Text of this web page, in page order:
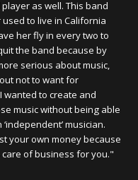
as well. This band
to live in California
her fly in every two to
the band because by
serious about music,
not to want for
wanted to create and
music without being able
musician.
your own money because
of business for you."